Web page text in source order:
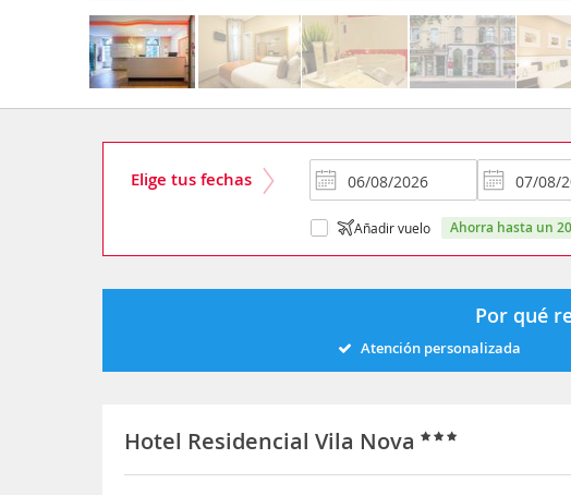
Elige tus fechas
Añadir vuelo ahorra hasta un
Por qué
Atención personalizada
Hotel Residencial Vila Nova